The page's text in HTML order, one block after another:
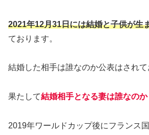
2021年12月31日には結婚と子供が生
ております。
結婚した相手は誰なのか公表はされて
果たして結婚相手となる妻は誰なのか
2019年ワールドカップ後にフランス